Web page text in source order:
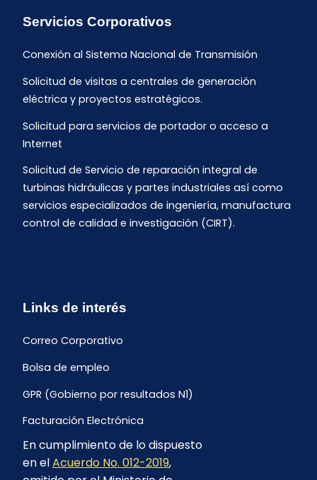
Servicios Corporativos
Conexión al Sistema Nacional de Transmisión
Solicitud de visitas a centrales de generación
eléctrica y proyectos estratégicos.
Solicitud para servicios de portador o acceso a
Internet
Solicitud de Servicio de reparación integral de
turbinas hidráulicas y partes industriales así como
servicios especializados de ingeniería, manufactura
control de calidad e investigación (CIRT).
Links de interés
Correo Corporativo
Bolsa de empleo
GPR (Gobierno por resultados N1)
Facturación Electrónica
Archivo Histórico de Facturación
Portal Ambiental y Social
En cumplimiento de lo dispuesto
en elAcuerdo No. 012-2019,